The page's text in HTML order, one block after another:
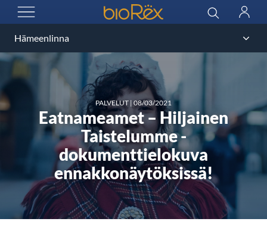
AVAA VALIKKO
BioRex Cinemas Haku
PALVELUT | 08/03/2021
Eatnameamet – Hiljainen
Taistelumme -
dokumenttielokuva
ennakkonäytöksissä!